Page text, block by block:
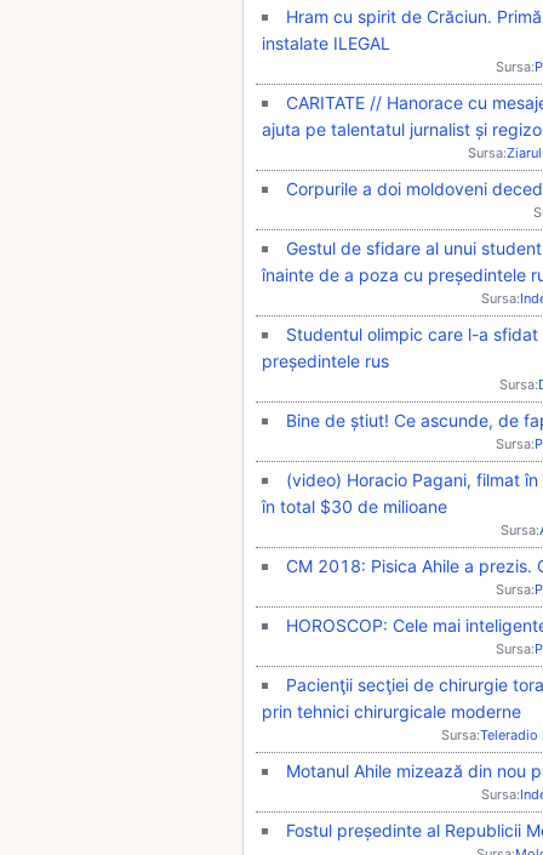
Hram cu spirit de Crăciun.
instalate ILEGAL
Sursa:
CARITATE // Hanorace cu
ajuta pe talentatul jurnalist și
Sursa:
Corpurile a doi moldoveni
Gestul de sfidare al unui
înainte de a poza cu președintele
Sursa:
Studentul olimpic care l-a
președintele rus
Sursa:
Bine de știut! Ce ascunde, de
Sursa:
(video) Horacio Pagani, filmat
în total $30 de milioane
Sursa:
CM 2018: Pisica Ahile a prezis.
Sursa:
HOROSCOP: Cele mai
Sursa:
Pacienţii secţiei de chirurgie
prin tehnici chirurgicale moderne
Sursa:
Motanul Ahile mizează din nou
Sursa:
Fostul președinte al Republicii